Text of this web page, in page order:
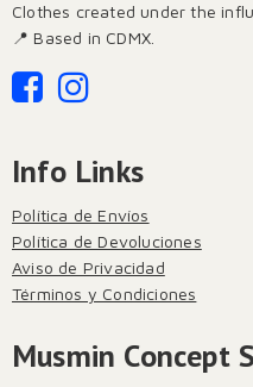
Clothes created under the
📍 Based in CDMX.
Info Links
Política de Envíos
Política de Devoluciones
Aviso de Privacidad
Términos y Condiciones
Musmin Concept